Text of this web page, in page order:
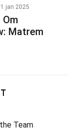
jan 2025
Om
Matrem
Team